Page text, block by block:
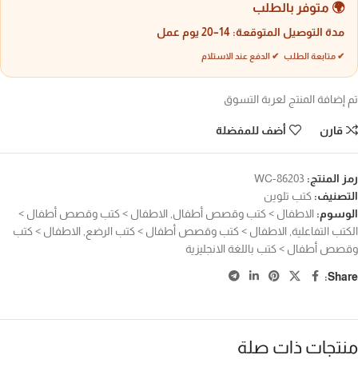
🌍 متوفر بالطلب
مدة التوصيل المتوقعة: 14–20 يوم عمل
✔ متابعة الطلب ✔ الدفع عند الاستلام
تم إضافة المنتج لعربة التسوق
قارن أضف للمفضلة
رمز المنتج: WC-86203
التصنيف: كتب تلوين
الوسوم: الاطفال > كتب وقصص أطفال الاطفال > كتب وقصص أطفال >
الكتب التفاعلية الاطفال > كتب وقصص أطفال > كتب الرضع الاطفال > كتب
وقصص أطفال > كتب باللغة الانجليزية
Share:
منتجات ذات صلة